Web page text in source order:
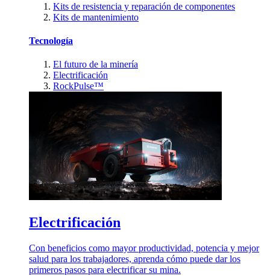
Kits de resistencia y reparación de componentes
Kits de mantenimiento
Tecnología
El futuro de la minería
Electrificación
RockPulse™
Electrificación
Con beneficios como mayor productividad, potencia y mejor
salud para los trabajadores, aprenda cómo puede dar los
primeros pasos para electrificar su mina.